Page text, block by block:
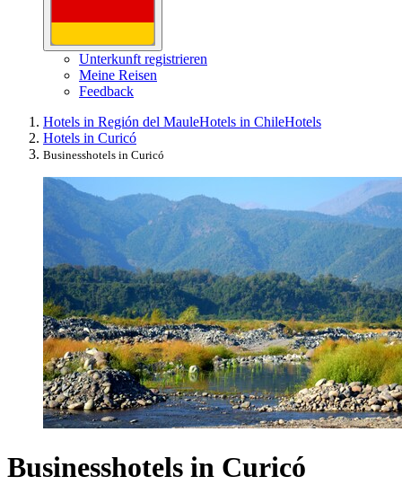
Unterkunft registrieren
Meine Reisen
Feedback
Hotels in Región del MauleHotels in ChileHotels
Hotels in Curicó
Businesshotels in Curicó
Businesshotels in Curicó